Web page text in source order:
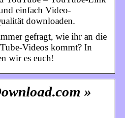
einfach Video-
downloaden.
gefragt, wie ihr an die
Videos kommt? In
wir es euch!
»